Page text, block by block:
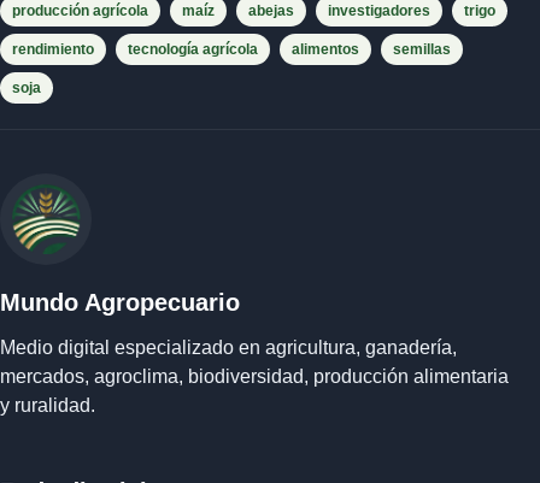
producción agrícola maíz abejas investigadores trigo
rendimiento tecnología agrícola alimentos semillas
soja
Mundo Agropecuario
Medio digital especializado en agricultura, ganadería,
mercados, agroclima, biodiversidad, producción alimentaria
y ruralidad.